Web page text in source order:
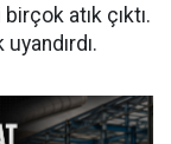
atık çıktı.